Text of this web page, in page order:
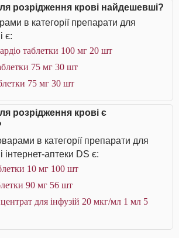
розрідження крові найдешевші?
в категорії препарати для
є:
таблетки 100 мг 20 шт
75 мг 30 шт
75 мг 30 шт
розрідження крові є
в категорії препарати для
інтернет-аптеки DS є:
10 мг 100 шт
90 мг 56 шт
для інфузій 20 мкг/мл 1 мл 5